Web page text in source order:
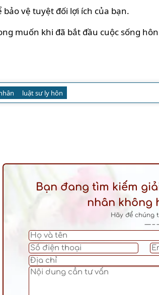
vệ tuyệt đối lợi ích của bạn.
muốn khi đã bắt đầu cuộc sống
luật sư ly hôn
Bạn đang tìm kiếm
nhân không
Hãy để chúng
— –